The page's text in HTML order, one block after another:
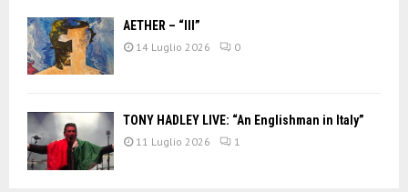
AETHER – “III”
14 Luglio 2026 0
TONY HADLEY LIVE: “An Englishman in Italy”
11 Luglio 2026 1